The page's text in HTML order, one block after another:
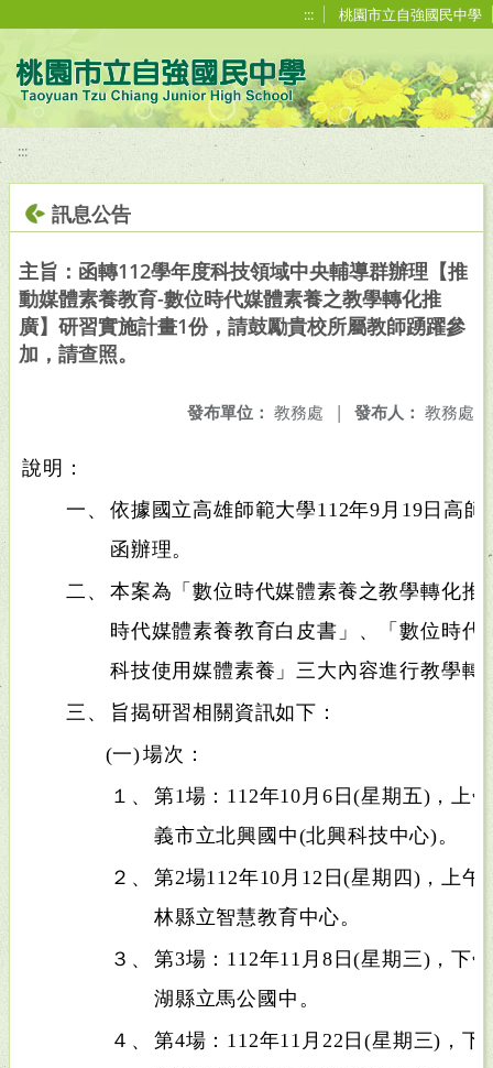
::: 桃園市立自強國民中學
:::
訊息公告
主旨：函轉112學年度科技領域中央輔導群辦理【推
動媒體素養教育-數位時代媒體素養之教學轉化推
廣】研習實施計畫1份，請鼓勵貴校所屬教師踴躍參
加，請查照。
發布人： 教務處
發布單位： 教務處 |
說明：
一、 依據國立高雄師範大學112年9月19日高師
函辦理。
二、 本案為「數位時代媒體素養之教學轉化推
時代媒體素養教育白皮書」、「數位時代
科技使用媒體素養」三大內容進行教學轉
三、
旨揭研習相關資訊如下：
(一)場次：
１、 第1場：112年10月6日(星期五)，上
義市立北興國中(北興科技中心)。
２、 第2場112年10月12日(星期四)，上午
林縣立智慧教育中心。
３、 第3場：112年11月8日(星期三)，下
湖縣立馬公國中。
４、 第4場：112年11月22日(星期三)，下